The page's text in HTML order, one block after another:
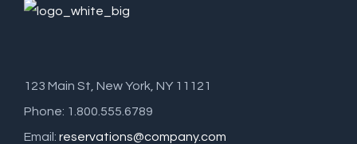
123 Main St, New York, NY 11121
Phone: 1.800.555.6789
Email: reservations@company.com